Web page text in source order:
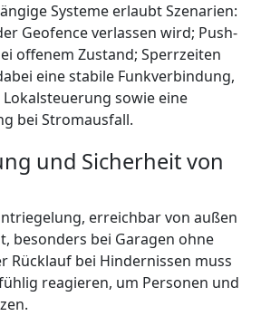
Systeme erlaubt Szenarien:
Geofence verlassen wird; Push-
offenem Zustand; Sperrzeiten
eine stabile Funkverbindung,
sowie eine
bei Stromausfall.
und Sicherheit von
erreichbar von außen
besonders bei Garagen ohne
Rücklauf bei Hindernissen muss
reagieren, um Personen und